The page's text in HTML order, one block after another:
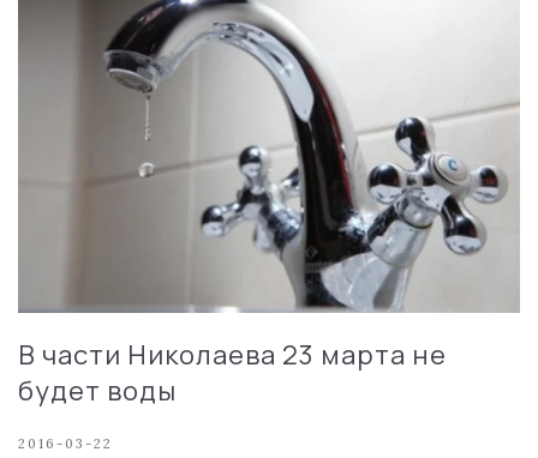
В части Николаева 23 марта не
будет воды
2016-03-22